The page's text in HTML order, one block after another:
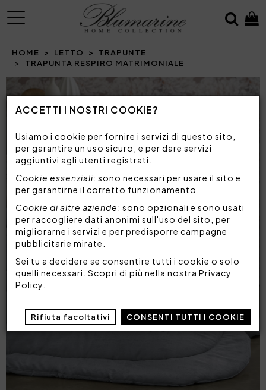
ACCETTI I NOSTRI COOKIE?
Usiamo i cookie per fornire i servizi di questo sito,
per garantire un uso sicuro, e per dare servizi
aggiuntivi agli utenti registrati.
Cookie essenziali: sono necessari per usare il sito e
per garantirne il corretto funzionamento.
Cookie di altre aziende: sono opzionali e sono usati
per raccogliere dati anonimi sull'uso del sito, per
migliorarne i servizi e per predisporre campagne
pubblicitarie mirate.
Sei tu a decidere se consentire tutti i cookie o solo
quelli necessari. Scopri di più nella nostra Privacy
Policy
Rifiuta facoltativi CONSENTI TUTTI I COOKIE
MENU
HOME LETTO
TRAPUNTE
TRAPUNTA RESPIRO MATRIMONIALE
Prev